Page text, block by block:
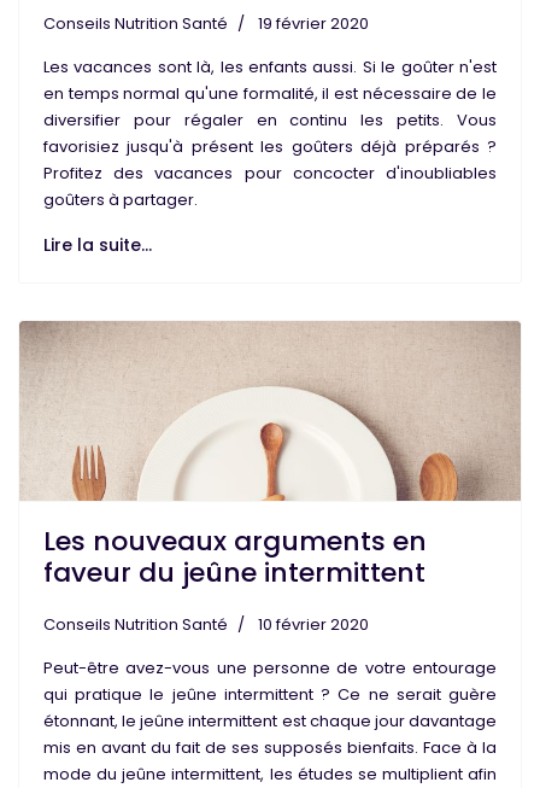
Conseils Nutrition Santé
19 février 2020
Lesvacances sont là, lesenfants aussi. Si le goûtern'est
en temps normal qu'une formalité, il est nécessaire de le
diversifier pour régaler en continu les petits. Vous
favorisiez jusqu'à présent les goûters déjà préparés ?
Profitez des vacances pour concocter d'inoubliables
goûters à partager.
Lire la suite...
Les nouveaux arguments en
faveur du jeûne intermittent
Conseils Nutrition Santé
10 février 2020
Peut-être avez-vous une personne de votre entourage
qui pratique le jeûne intermittent? Ce ne serait guère
étonnant, le jeûne intermittent est chaque jour davantage
mis en avant du fait de ses supposés bienfaits. Face à la
mode du jeûne intermittent, les études se multiplient afin